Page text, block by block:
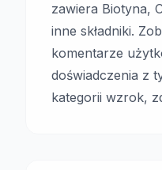
zawiera Biotyna,
inne składniki.
komentarze
doświadczenia z
kategorii wzrok,